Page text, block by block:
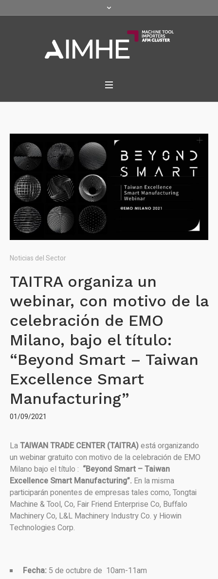
Noticias del Sector
TAITRA organiza un
webinar, con motivo de la
celebración de EMO
Milano, bajo el título:
“Beyond Smart – Taiwan
Excellence Smart
Manufacturing”
01/09/2021
LaTAIWAN TRADE CENTER (TAITRA)está organizando
un webinar gratuito con motivo de la celebración de EMO
Milano bajo el título : “Beyond Smart – Taiwan
Excellence Smart Manufacturing”. En la misma
participarán ponentes de empresas tales como, Tongtai
Machine & Tool, Co, Fair Friend Enterprise Co, Buffalo
Machinery Co, L&L Machinery Industry Co. y Hiowin
Technologies Corp.
Fecha: 5 de octubre de 10am-11am